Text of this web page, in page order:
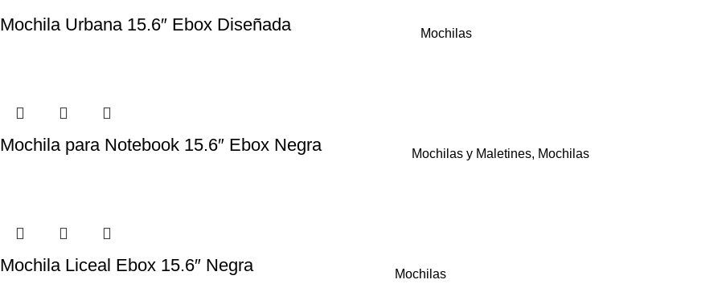
Mochila Urbana 15.6″ Ebox Diseñada Mochilas
Mochila para Notebook 15.6″ Ebox Negra Mochilas y Maletines, Mochilas
Mochila Liceal Ebox 15.6″ Negra Mochilas